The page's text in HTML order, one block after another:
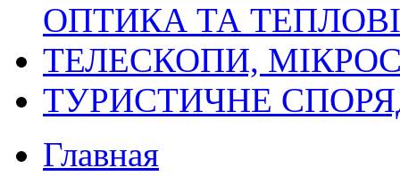
ОПТИКА ТА
ТЕЛЕСКОПИ,
ТУРИСТИЧНЕ
Главная